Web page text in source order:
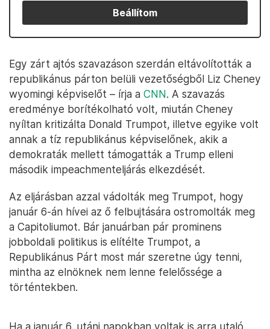
Beállítom
Egy zárt ajtós szavazáson szerdán eltávolították a
republikánus párton belüli vezetőségből Liz Cheney
wyomingi képviselőt – írja a CNN. A szavazás
eredménye borítékolható volt, miután Cheney
nyíltan kritizálta Donald Trumpot, illetve egyike volt
annak a tíz republikánus képviselőnek, akik a
demokraták mellett támogatták a Trump elleni
második impeachmenteljárás elkezdését.
Az eljárásban azzal vádolták meg Trumpot, hogy
január 6-án hívei az ő felbujtására ostromolták meg
a Capitoliumot. Bár januárban pár prominens
jobboldali politikus is elítélte Trumpot, a
Republikánus Párt most már szeretne úgy tenni,
mintha az elnöknek nem lenne felelőssége a
történtekben.
Ha a január 6. utáni napokban voltak is arra utaló